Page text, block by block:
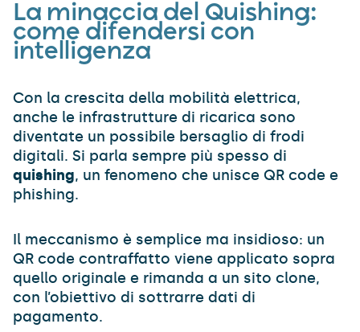
La minaccia del Quishing:
come difendersi con
intelligenza
Con la crescita della mobilità elettrica,
anche le infrastrutture di ricarica sono
diventate un possibile bersaglio di frodi
digitali. Si parla sempre più spesso di
quishing, un fenomeno che unisce QR code e
phishing.
Il meccanismo è semplice ma insidioso: un
QR code contraffatto viene applicato sopra
quello originale e rimanda a un sito clone,
con l’obiettivo di sottrarre dati di
pagamento.